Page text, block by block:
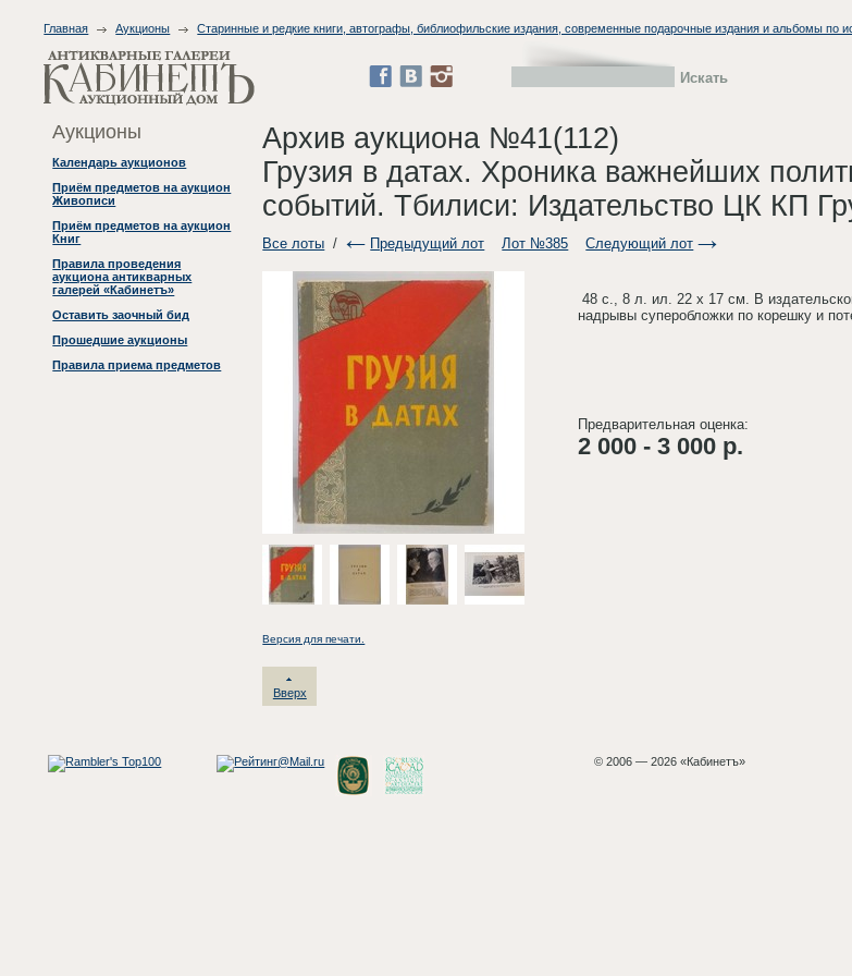
Главная Аукционы Старинные и редкие книги, автографы, библиофильские издания, современные подарочные издания и альбомы по
Аукционы
Календарь аукционов
Приём предметов на аукцион
Живописи
Приём предметов на аукцион
Книг
Правила проведения
аукциона антикварных
галерей «Кабинетъ»
Оставить заочный бид
Прошедшие аукционы
Правила приема предметов
Архив аукциона №41(112)
Грузия в датах. Хроника важнейших
событий. Тбилиси: Издательство ЦК КП
Все лоты / Предыдущий лот Лот №385 Следующий лот
48 с., 8 л. ил. 22 х 17 см. В
надрывы суперобложки по корешку и
Предварительная оценка:
2 000 - 3 000 р.
Версия для печати.
Вверх
© 2006 — 2026 «Кабинетъ»